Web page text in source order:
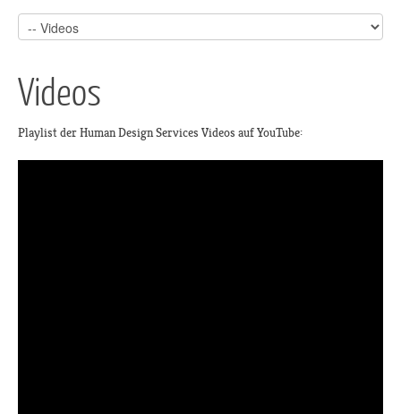
Videos
Playlist der Human Design Services Videos auf YouTube: